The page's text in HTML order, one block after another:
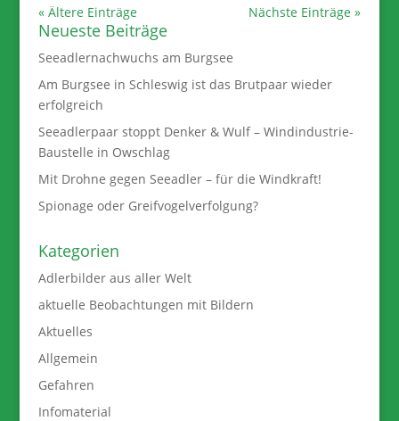
« Ältere Einträge Nächste Einträge »
Neueste Beiträge
Seeadlernachwuchs am Burgsee
Am Burgsee in Schleswig ist das Brutpaar wieder
erfolgreich
Seeadlerpaar stoppt Denker & Wulf – Windindustrie-
Baustelle in Owschlag
Mit Drohne gegen Seeadler – für die Windkraft!
Spionage oder Greifvogelverfolgung?
Kategorien
Adlerbilder aus aller Welt
aktuelle Beobachtungen mit Bildern
Aktuelles
Allgemein
Gefahren
Infomaterial